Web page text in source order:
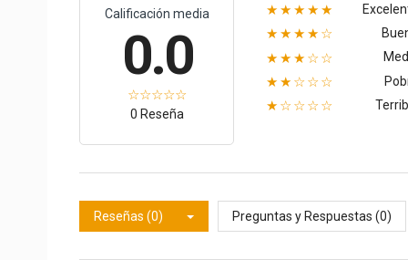
Calificación media
0.0
0 Reseña
★★★★★
★★★★☆
★★★☆☆
★★☆☆☆
★☆☆☆☆
Reseñas (0) Preguntas y Respuestas (0)